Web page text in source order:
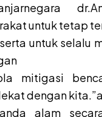
untuk tetap
untuk selalu
mitigasi
dengan
alam